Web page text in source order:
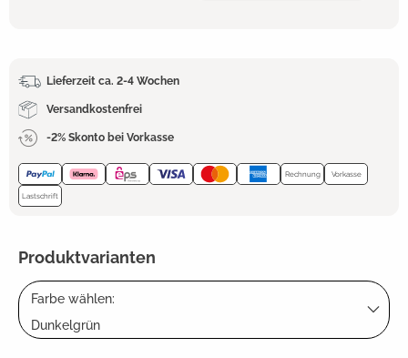
Lieferzeit ca. 2-4 Wochen
Versandkostenfrei
-2% Skonto bei Vorkasse
Rechnung Vorkasse
Lastschrift
Produktvarianten
Farbe wählen:
Dunkelgrün